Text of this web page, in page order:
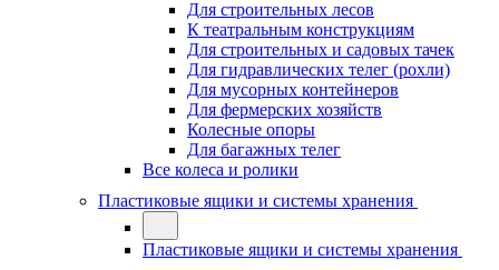
Для строительных лесов
К театральным конструкциям
Для строительных и садовых тачек
Для гидравлических телег (рохли)
Для мусорных контейнеров
Для фермерских хозяйств
Колесные опоры
Для багажных телег
Все колеса и ролики
Пластиковые ящики и системы хранения
Пластиковые ящики и системы хранения